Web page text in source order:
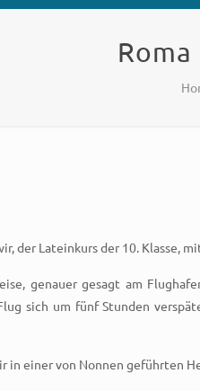
der Lateinkurs der 10. Klasse,
genauer gesagt am
sich um fünf Stunden
in einer von Nonnen geführten